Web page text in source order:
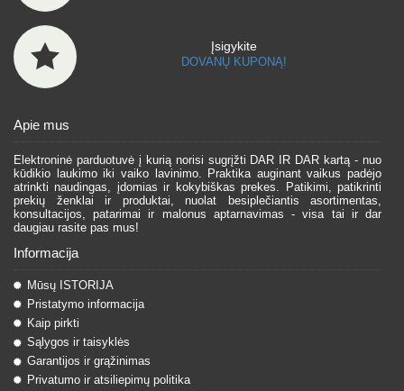
Įsigykite
DOVANŲ KUPONĄ!
Apie mus
Elektroninė parduotuvė į kurią norisi sugrįžti DAR IR DAR kartą - nuo
kūdikio laukimo iki vaiko lavinimo. Praktika auginant vaikus padėjo
atrinkti naudingas, įdomias ir kokybiškas prekes. Patikimi, patikrinti
prekių ženklai ir produktai, nuolat besiplečiantis asortimentas,
konsultacijos, patarimai ir malonus aptarnavimas - visa tai ir dar
daugiau rasite pas mus!
Informacija
Mūsų ISTORIJA
Pristatymo informacija
Kaip pirkti
Sąlygos ir taisyklės
Garantijos ir grąžinimas
Privatumo ir atsiliepimų politika